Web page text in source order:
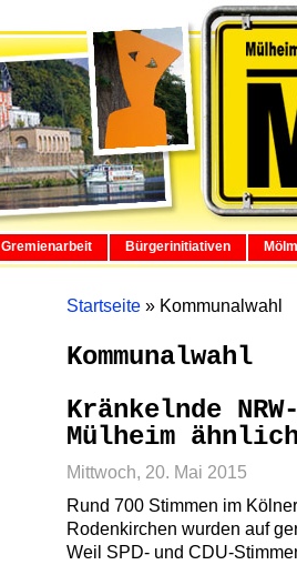
Gremienarbeit Bürgerinitiativen
Startseite » Kommunalwahl
Kommunalwahl
Kränkelnde
Mülheim
Mittwoch, 20. Mai 2015
Rund 700 Stimmen im
Rodenkirchen wurden auf
Weil SPD- und CDU-